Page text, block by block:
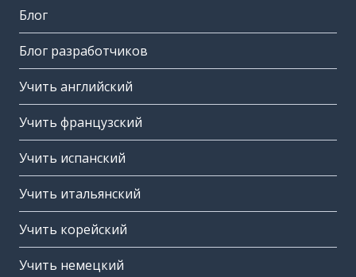
Блог
Блог разработчиков
Учить английский
Учить французский
Учить испанский
Учить итальянский
Учить корейский
Учить немецкий